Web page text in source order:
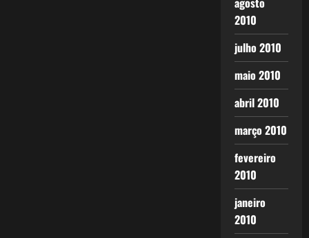
2010
julho 2010
maio 2010
abril 2010
março 2010
fevereiro
2010
janeiro
2010